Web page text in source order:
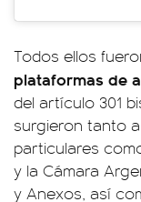
Todos ellos
plataformas de
del artículo 301
surgieron tanto
particulares
y la Cámara
y Anexos, así